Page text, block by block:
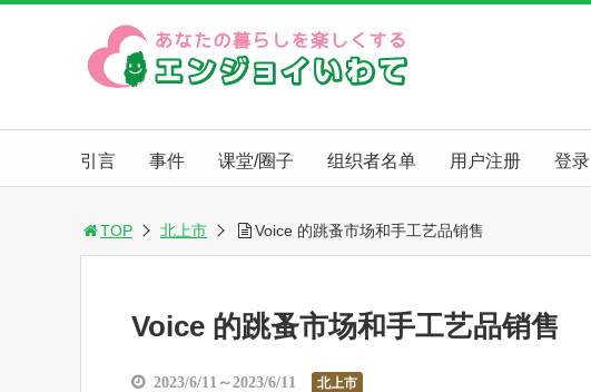
引言 事件 课堂/圈子 组织者名单 用户注册 登录
TOP 北上市 Voice 的跳蚤市场和手工艺品销售
Voice 的跳蚤市场和手工艺品销售
2023/6/11～2023/6/11 北上市